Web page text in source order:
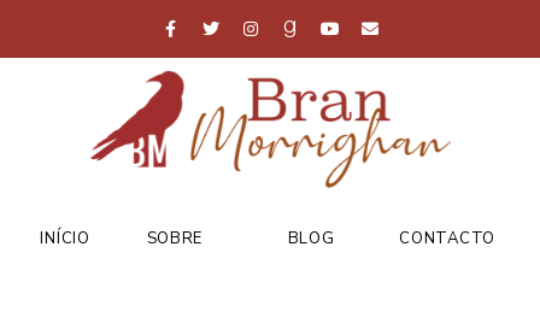
INÍCIO SOBRE BLOG CONTACTO